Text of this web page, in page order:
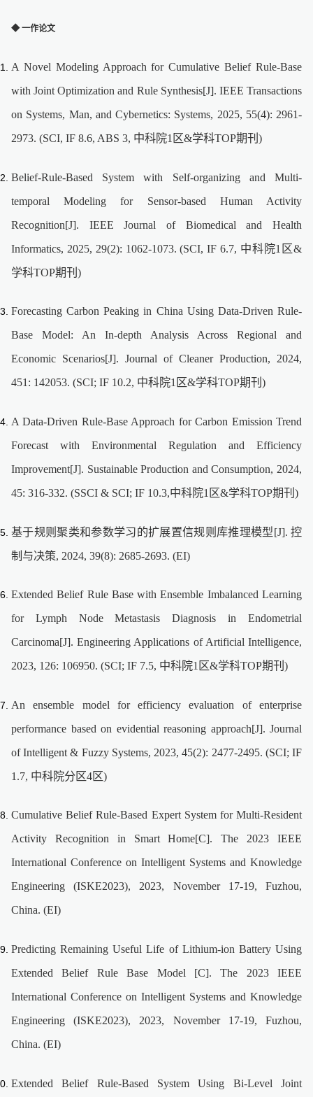
◆ 一作论文
A Novel Modeling Approach for Cumulative Belief Rule-Base
with Joint Optimization and Rule Synthesis[J]. IEEE Transactions
on Systems, Man, and Cybernetics: Systems, 2025, 55(4): 2961-
2973. (SCI, IF 8.6, ABS 3, 中科院1区&学科TOP期刊)
Belief-Rule-Based System with Self-organizing and Multi-
temporal Modeling for Sensor-based Human Activity
Recognition[J]. IEEE Journal of Biomedical and Health
Informatics, 2025, 29(2): 1062-1073. (SCI, IF 6.7, 中科院1区&
学科TOP期刊)
Forecasting Carbon Peaking in China Using Data-Driven Rule-
Base Model: An In-depth Analysis Across Regional and
Economic Scenarios[J]. Journal of Cleaner Production, 2024,
451: 142053. (SCI; IF 10.2, 中科院1区&学科TOP期刊)
A Data-Driven Rule-Base Approach for Carbon Emission Trend
Forecast with Environmental Regulation and Efficiency
Improvement[J]. Sustainable Production and Consumption, 2024,
45: 316-332. (SSCI & SCI; IF 10.3,中科院1区&学科TOP期刊)
基于规则聚类和参数学习的扩展置信规则库推理模型[J]. 控
制与决策, 2024, 39(8): 2685-2693. (EI)
Extended Belief Rule Base with Ensemble Imbalanced Learning
for Lymph Node Metastasis Diagnosis in Endometrial
Carcinoma[J]. Engineering Applications of Artificial Intelligence,
2023, 126: 106950. (SCI; IF 7.5, 中科院1区&学科TOP期刊)
An ensemble model for efficiency evaluation of enterprise
performance based on evidential reasoning approach[J]. Journal
of Intelligent & Fuzzy Systems, 2023, 45(2): 2477-2495. (SCI; IF
1.7, 中科院分区4区)
Cumulative Belief Rule-Based Expert System for Multi-Resident
Activity Recognition in Smart Home[C]. The 2023 IEEE
International Conference on Intelligent Systems and Knowledge
Engineering (ISKE2023), 2023, November 17-19, Fuzhou,
China. (EI)
Predicting Remaining Useful Life of Lithium-ion Battery Using
Extended Belief Rule Base Model [C]. The 2023 IEEE
International Conference on Intelligent Systems and Knowledge
Engineering (ISKE2023), 2023, November 17-19, Fuzhou,
China. (EI)
Extended Belief Rule-Based System Using Bi-Level Joint